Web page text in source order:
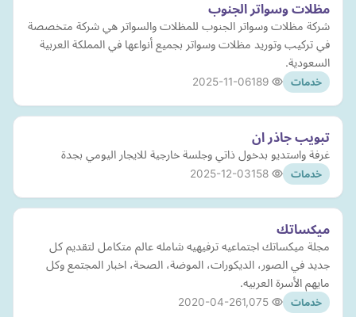
مظلات وسواتر الجنوب
شركة مظلات وسواتر الجنوب للمظلات والسواتر هي شركة متخصصة
في تركيب وتوريد مظلات وسواتر بجميع أنواعها في المملكة العربية
السعودية.
خدمات 2025-11-06
تبويب جاذر ان
غرفة واستديو بدخول ذاتي وجلسة خارجية للايجار اليومي بجدة
خدمات 2025-12-03
ميكساتك
مجلة ميكساتك اجتماعيه ترفيهيه شامله عالم متكامل لتقديم كل
جديد في الصور، الديكورات، الموضة، الصحة، اخبار المجتمع وكل
مايهم الأسرة العربيه.
خدمات 2020-04-26